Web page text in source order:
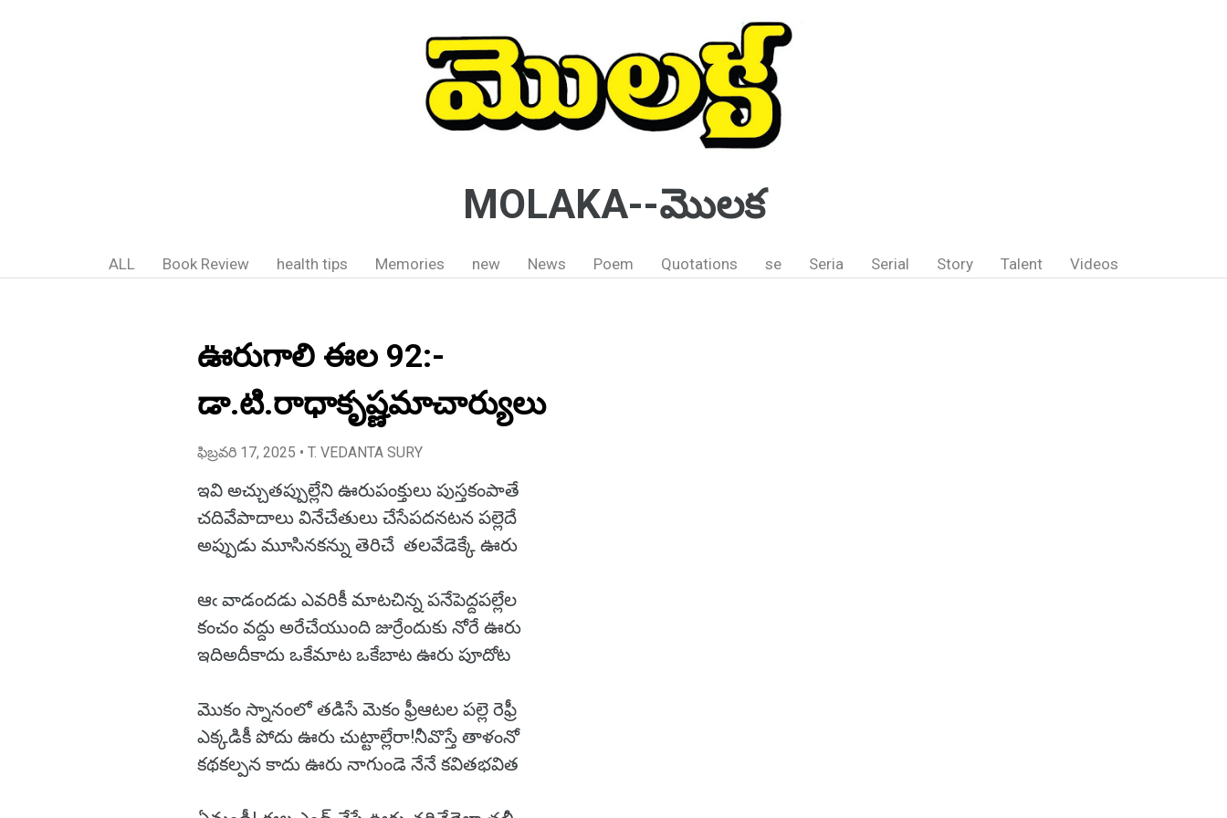
MOLAKA--మొలక
ALL Book Review health tips Memories new News Poem Quotations se Seria Serial Story Talent Videos
ఊరుగాలి ఈల 92:-
డా.టి.రాధాకృష్ణమాచార్యులు
ఫిబ్రవరి 17, 2025 • T. VEDANTA SURY
ఇవి అచ్చుతప్పుల్లేని ఊరుపంక్తులు పుస్తకంపాతే
చదివేపాదాలు వినేచేతులు చేసేపదనటన పల్లెదే
అప్పుడు మూసినకన్ను తెరిచే తలవేడెక్కే ఊరు
ఆఁ వాడందడు ఎవరికీ మాటచిన్న పనేపెద్దపల్లేల
కంచం వద్దు అరేచేయుంది జుర్రేందుకు నోరే ఊరు
ఇదిఅదీకాదు ఒకేమాట ఒకేబాట ఊరు పూదోట
మొకం స్నానంలో తడిసే మెకం ఫ్రీఆటల పల్లె రెఫ్రీ
ఎక్కడికీ పోదు ఊరు చుట్టాల్లేరా!నీవొస్తే తాళంనో
కథకల్పన కాదు ఊరు నాగుండె నేనే కవితభవిత